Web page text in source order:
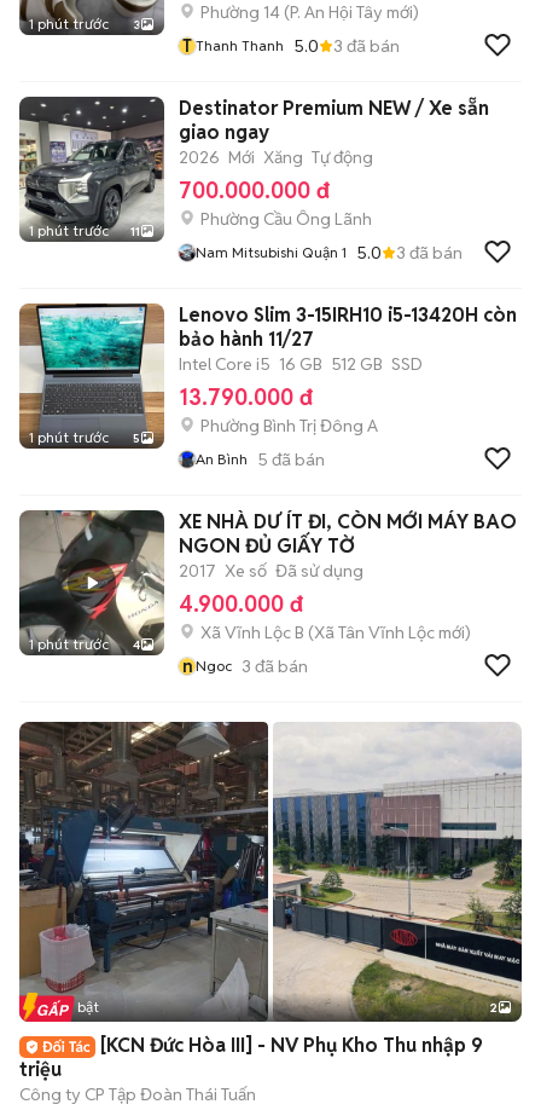
1 phút trước 3
Phường 14 (P. An Hội Tây mới)
T Thanh Thanh 5.0 3 đã bán
1 phút trước 11
Destinator Premium NEW / Xe sẵn
giao ngay
2026 Mới Xăng Tự động
700.000.000 đ
Phường Cầu Ông Lãnh
Nam Mitsubishi Quận 1 5.0 3 đã bán
1 phút trước 5
Lenovo Slim 3-15IRH10 i5-13420H còn
bảo hành 11/27
Intel Core i5 16 GB 512 GB SSD
13.790.000 đ
Phường Bình Trị Đông A
An Bình 5 đã bán
1 phút trước 4
XE NHÀ DƯ ÍT ĐI, CÒN MỚI MÁY BAO
NGON ĐỦ GIẤY TỜ
2017 Xe số Đã sử dụng
4.900.000 đ
Xã Vĩnh Lộc B (Xã Tân Vĩnh Lộc mới)
nNgoc 3 đã bán
Tin nổi bật 2
[KCN Đức Hòa III] - NV Phụ Kho Thu nhập 9
triệu
Công ty CP Tập Đoàn Thái Tuấn